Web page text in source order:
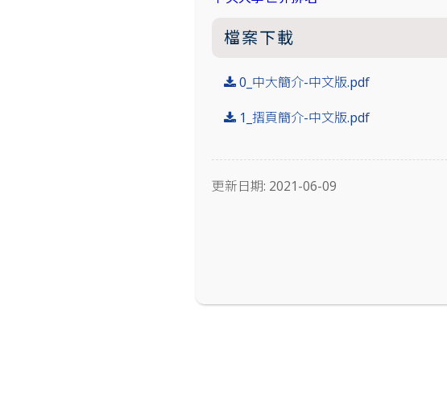
檔案下載
0_中大簡介-中文版.pdf
1_摺頁簡介-中文版.pdf
更新日期: 2021-06-09